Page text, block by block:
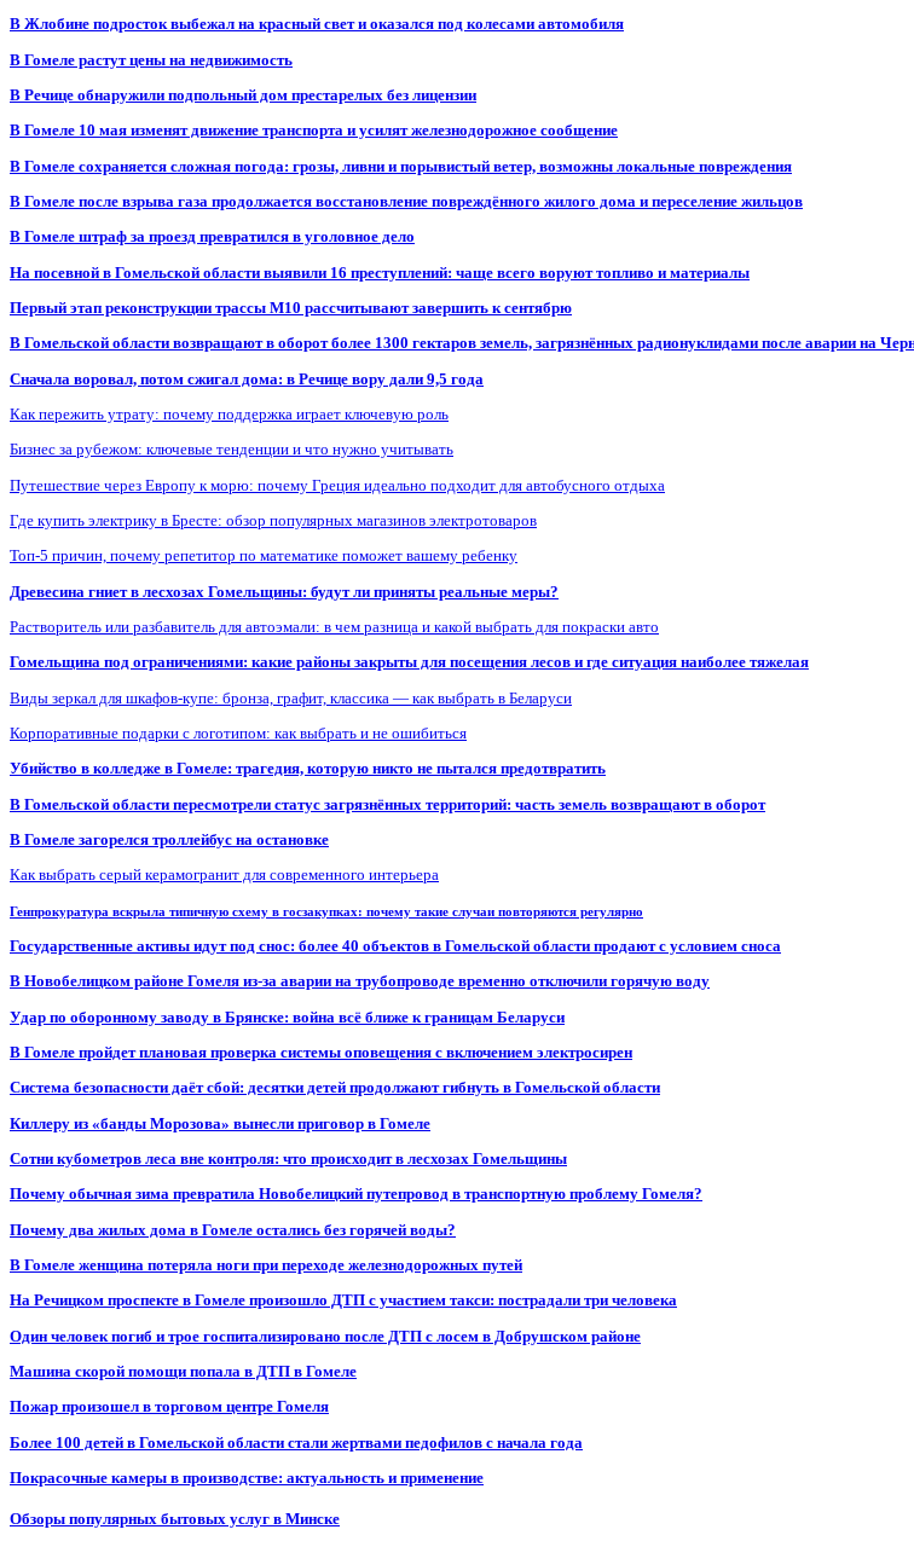
В Жлобине подросток выбежал на красный свет и оказался под колесами автомобиля
В Гомеле растут цены на недвижимость
В Речице обнаружили подпольный дом престарелых без лицензии
В Гомеле 10 мая изменят движение транспорта и усилят железнодорожное сообщение
В Гомеле сохраняется сложная погода: грозы, ливни и порывистый ветер, возможны локальные повреждения
В Гомеле после взрыва газа продолжается восстановление повреждённого жилого дома и переселение жильцов
В Гомеле штраф за проезд превратился в уголовное дело
На посевной в Гомельской области выявили 16 преступлений: чаще всего воруют топливо и материалы
Первый этап реконструкции трассы М10 рассчитывают завершить к сентябрю
В Гомельской области возвращают в оборот более 1300 гектаров земель, загрязнённых радионуклидами после аварии на
Сначала воровал, потом сжигал дома: в Речице вору дали 9,5 года
Как пережить утрату: почему поддержка играет ключевую роль
Бизнес за рубежом: ключевые тенденции и что нужно учитывать
Путешествие через Европу к морю: почему Греция идеально подходит для автобусного отдыха
Где купить электрику в Бресте: обзор популярных магазинов электротоваров
Топ-5 причин, почему репетитор по математике поможет вашему ребенку
Древесина гниет в лесхозах Гомельщины: будут ли приняты реальные меры?
Растворитель или разбавитель для автоэмали: в чем разница и какой выбрать для покраски авто
Гомельщина под ограничениями: какие районы закрыты для посещения лесов и где ситуация наиболее тяжелая
Виды зеркал для шкафов-купе: бронза, графит, классика — как выбрать в Беларуси
Корпоративные подарки с логотипом: как выбрать и не ошибиться
Убийство в колледже в Гомеле: трагедия, которую никто не пытался предотвратить
В Гомельской области пересмотрели статус загрязнённых территорий: часть земель возвращают в оборот
В Гомеле загорелся троллейбус на остановке
Как выбрать серый керамогранит для современного интерьера
Генпрокуратура вскрыла типичную схему в госзакупках: почему такие случаи повторяются регулярно
Государственные активы идут под снос: более 40 объектов в Гомельской области продают с условием сноса
В Новобелицком районе Гомеля из-за аварии на трубопроводе временно отключили горячую воду
Удар по оборонному заводу в Брянске: война всё ближе к границам Беларуси
В Гомеле пройдет плановая проверка системы оповещения с включением электросирен
Система безопасности даёт сбой: десятки детей продолжают гибнуть в Гомельской области
Киллеру из «банды Морозова» вынесли приговор в Гомеле
Сотни кубометров леса вне контроля: что происходит в лесхозах Гомельщины
Почему обычная зима превратила Новобелицкий путепровод в транспортную проблему Гомеля?
Почему два жилых дома в Гомеле остались без горячей воды?
В Гомеле женщина потеряла ноги при переходе железнодорожных путей
На Речицком проспекте в Гомеле произошло ДТП с участием такси: пострадали три человека
Один человек погиб и трое госпитализировано после ДТП с лосем в Добрушском районе
Машина скорой помощи попала в ДТП в Гомеле
Пожар произошел в торговом центре Гомеля
Более 100 детей в Гомельской области стали жертвами педофилов с начала года
Покрасочные камеры в производстве: актуальность и применение
Обзоры популярных бытовых услуг в Минске